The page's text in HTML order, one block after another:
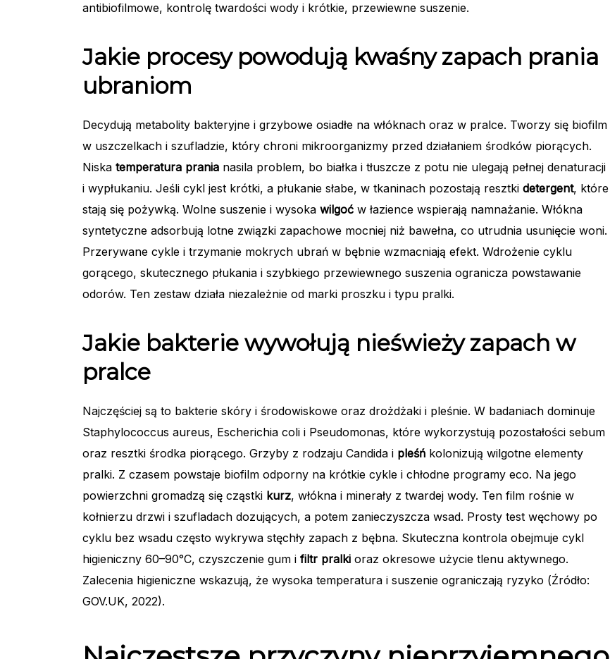
antibiofilmowe, kontrolę twardości wody i krótkie, przewiewne suszenie.
Jakie procesy powodują kwaśny zapach prania
ubraniom
Decydują metabolity bakteryjne i grzybowe osiadłe na włóknach oraz w pralce. Tworzy się biofilm
w uszczelkach i szufladzie, który chroni mikroorganizmy przed działaniem środków piorących.
Niska temperatura prania nasila problem, bo białka i tłuszcze z potu nie ulegają pełnej denaturacji
i wypłukaniu. Jeśli cykl jest krótki, a płukanie słabe, w tkaninach pozostają resztki detergent, które
stają się pożywką. Wolne suszenie i wysoka wilgoć w łazience wspierają namnażanie. Włókna
syntetyczne adsorbują lotne związki zapachowe mocniej niż bawełna, co utrudnia usunięcie woni.
Przerywane cykle i trzymanie mokrych ubrań w bębnie wzmacniają efekt. Wdrożenie cyklu
gorącego, skutecznego płukania i szybkiego przewiewnego suszenia ogranicza powstawanie
odorów. Ten zestaw działa niezależnie od marki proszku i typu pralki.
Jakie bakterie wywołują nieświeży zapach w
pralce
Najczęściej są to bakterie skóry i środowiskowe oraz drożdżaki i pleśnie. W badaniach dominuje
Staphylococcus aureus, Escherichia coli i Pseudomonas, które wykorzystują pozostałości sebum
oraz resztki środka piorącego. Grzyby z rodzaju Candida i pleśń kolonizują wilgotne elementy
pralki. Z czasem powstaje biofilm odporny na krótkie cykle i chłodne programy eco. Na jego
powierzchni gromadzą się cząstki kurz, włókna i minerały z twardej wody. Ten film rośnie w
kołnierzu drzwi i szufladach dozujących, a potem zanieczyszcza wsad. Prosty test węchowy po
cyklu bez wsadu często wykrywa stęchły zapach z bębna. Skuteczna kontrola obejmuje cykl
higieniczny 60–90°C, czyszczenie gum i filtr pralki oraz okresowe użycie tlenu aktywnego.
Zalecenia higieniczne wskazują, że wysoka temperatura i suszenie ograniczają ryzyko (Źródło:
GOV.UK, 2022).